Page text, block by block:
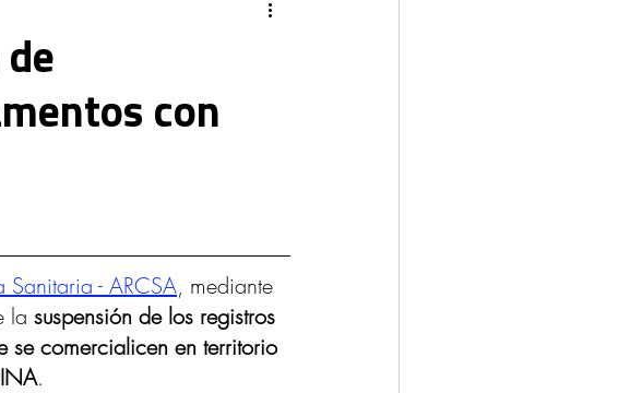
con
- ARCSA, mediante
la suspensión de los registros
se comercialicen en territorio
.